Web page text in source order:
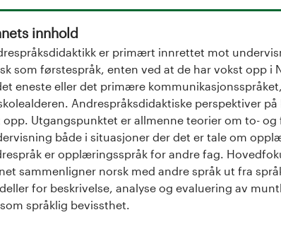
innhold
er primært innrettet mot
som førstespråk, enten ved at de har vokst opp i
eneste eller det primære
Andrespråksdidaktiske perspektiver
Utgangspunktet er allmenne teorier om to-
både i situasjoner der det er tale om
er opplæringsspråk for andre fag.
sammenligner norsk med andre språk ut fra
for beskrivelse, analyse og evaluering av
språklig bevissthet.